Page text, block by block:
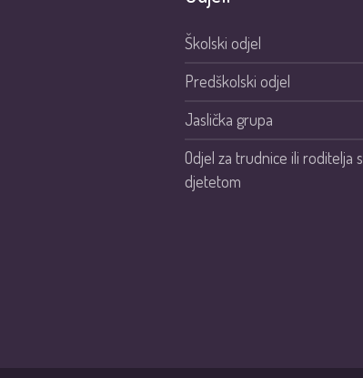
Školski odjel
Predškolski odjel
Jaslička grupa
Odjel za trudnice ili roditelja s
djetetom